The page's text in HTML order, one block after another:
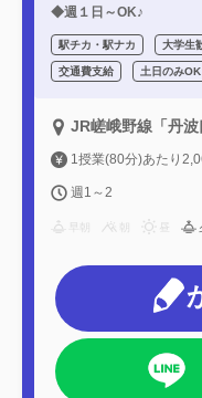
◆週１日～OK♪
駅チカ・駅ナカ 大学生
交通費支給 土日のみOK
JR嵯峨野線「丹波
1授業(80分)あたり
週1～2
早朝